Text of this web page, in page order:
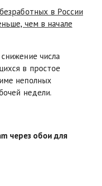
в России
чем в начале
числа
в простое
неполных
недели.
через обои для